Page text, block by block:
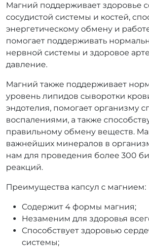
Магний поддерживает здоровье
сосудистой системы и костей,
энергетическому обмену и
помогает поддерживать
нервной системы и здоровое
давление.
Магний также поддерживает
уровень липидов сыворотки
эндотелия, помогает организму
воспалениями, а также
правильному обмену веществ.
важнейших минералов в
нам для проведения более 300
реакций.
Преимущества капсул с магнием:
Содержит 4 формы магния;
Незаменим для здоровья
Способствует здоровью
системы;